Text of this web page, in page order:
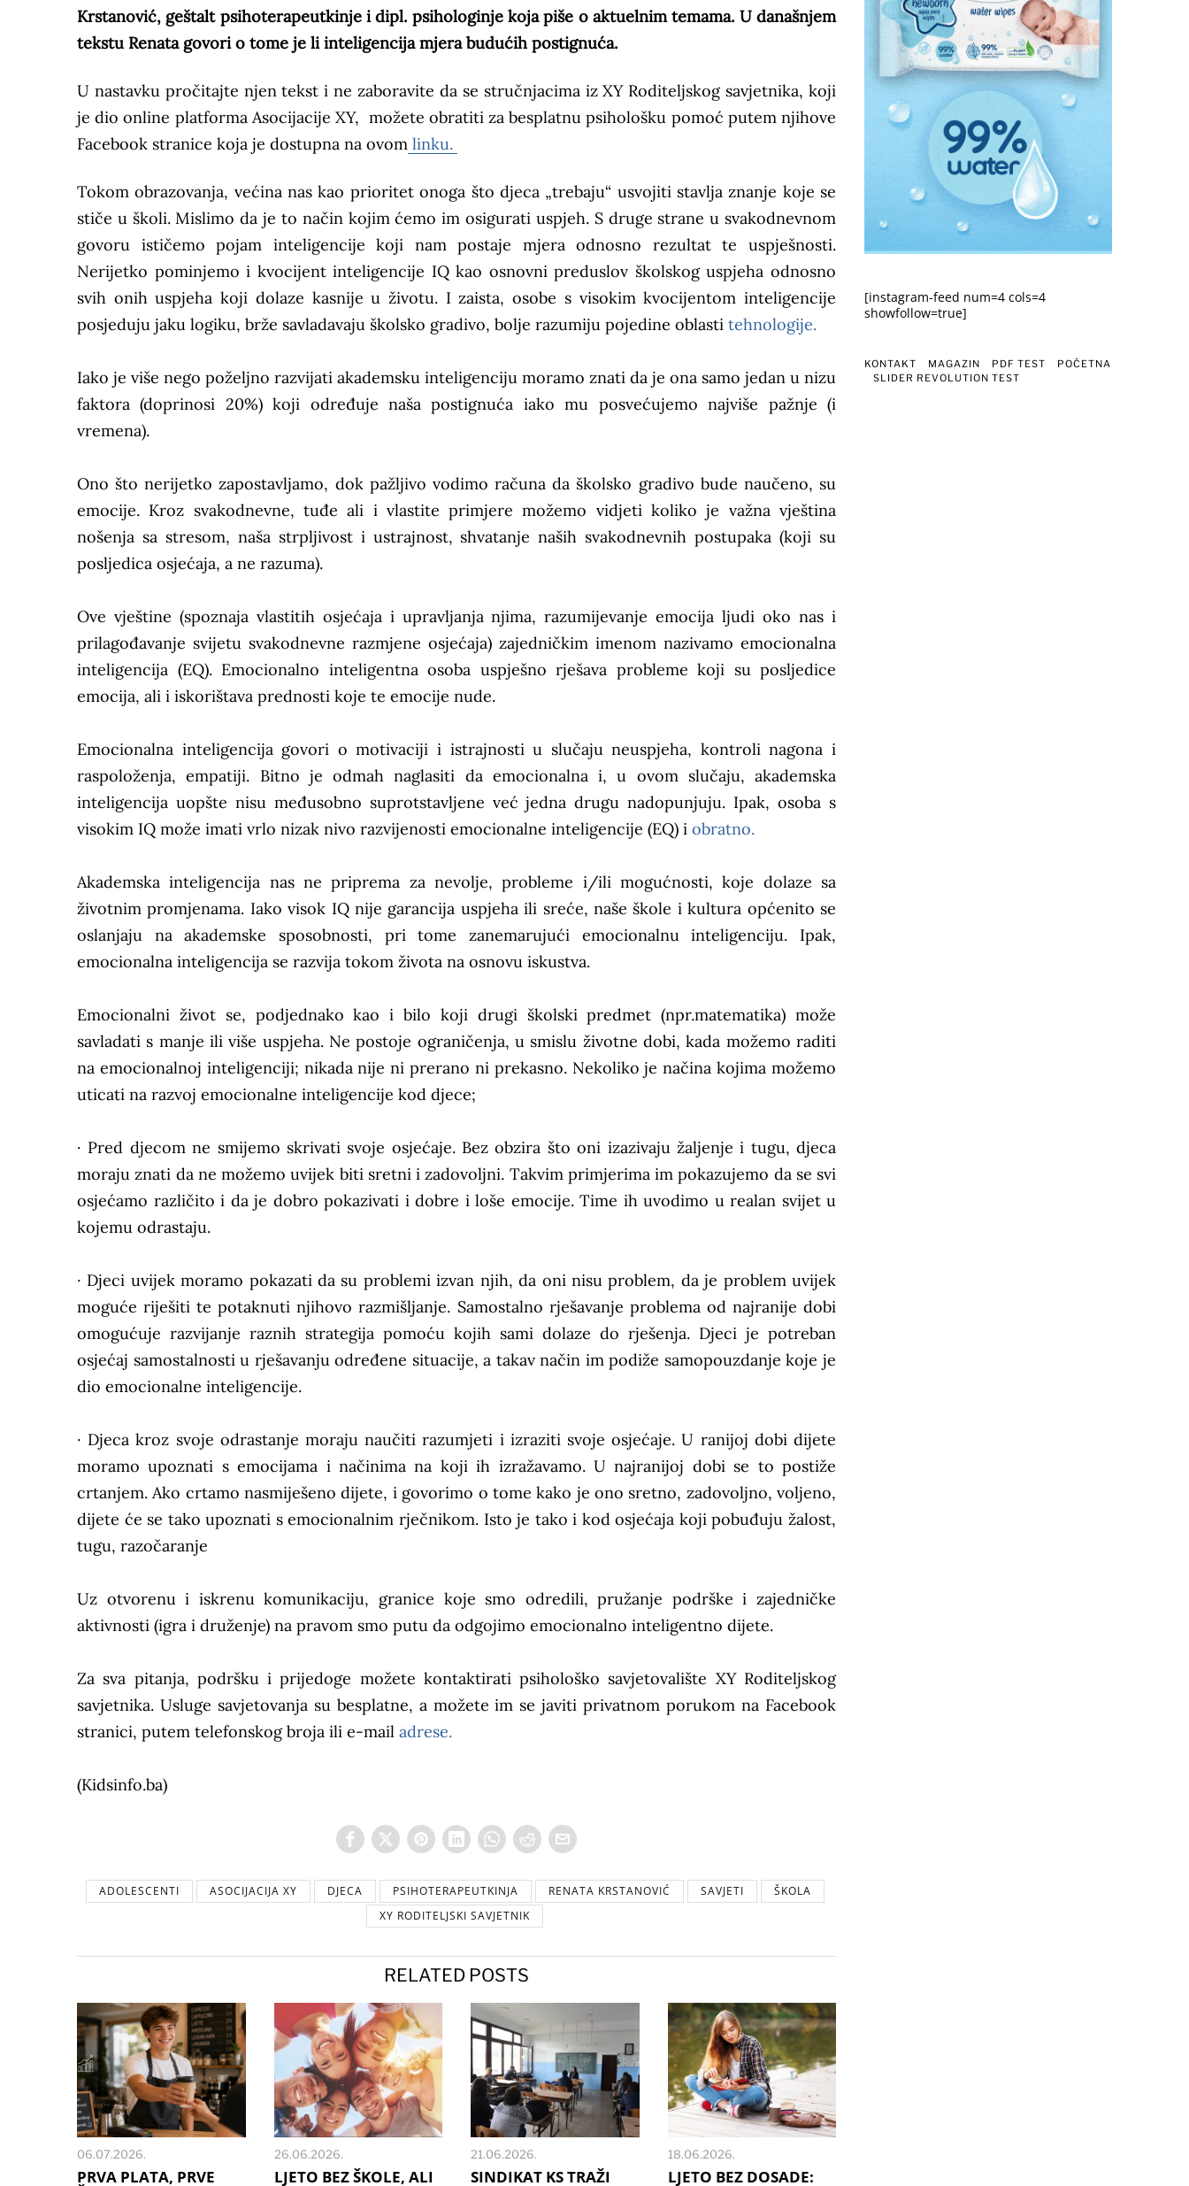
Krstanović, geštalt psihoterapeutkinje i dipl. psihologinje koja piše o aktuelnim temama. U današnjem
tekstu Renata govori o tome je li inteligencija mjera budućih postignuća.
U nastavku pročitajte njen tekst i ne zaboravite da se stručnjacima iz XY Roditeljskog savjetnika, koji
je dio online platforma Asocijacije XY, možete obratiti za besplatnu psihološku pomoć putem njihove
Facebook stranice koja je dostupna na ovom linku.
Tokom obrazovanja, većina nas kao prioritet onoga što djeca „trebaju“ usvojiti stavlja znanje koje se
stiče u školi. Mislimo da je to način kojim ćemo im osigurati uspjeh. S druge strane u svakodnevnom
govoru ističemo pojam inteligencije koji nam postaje mjera odnosno rezultat te uspješnosti.
Nerijetko pominjemo i kvocijent inteligencije IQ kao osnovni preduslov školskog uspjeha odnosno
svih onih uspjeha koji dolaze kasnije u životu. I zaista, osobe s visokim kvocijentom inteligencije
posjeduju jaku logiku, brže savladavaju školsko gradivo, bolje razumiju pojedine oblasti tehnologije.
Iako je više nego poželjno razvijati akademsku inteligenciju moramo znati da je ona samo jedan u nizu
faktora (doprinosi 20%) koji određuje naša postignuća iako mu posvećujemo najviše pažnje (i
vremena).
Ono što nerijetko zapostavljamo, dok pažljivo vodimo računa da školsko gradivo bude naučeno, su
emocije. Kroz svakodnevne, tuđe ali i vlastite primjere možemo vidjeti koliko je važna vještina
nošenja sa stresom, naša strpljivost i ustrajnost, shvatanje naših svakodnevnih postupaka (koji su
posljedica osjećaja, a ne razuma).
Ove vještine (spoznaja vlastitih osjećaja i upravljanja njima, razumijevanje emocija ljudi oko nas i
prilagođavanje svijetu svakodnevne razmjene osjećaja) zajedničkim imenom nazivamo emocionalna
inteligencija (EQ). Emocionalno inteligentna osoba uspješno rješava probleme koji su posljedice
emocija, ali i iskorištava prednosti koje te emocije nude.
Emocionalna inteligencija govori o motivaciji i istrajnosti u slučaju neuspjeha, kontroli nagona i
raspoloženja, empatiji. Bitno je odmah naglasiti da emocionalna i, u ovom slučaju, akademska
inteligencija uopšte nisu međusobno suprotstavljene već jedna drugu nadopunjuju. Ipak, osoba s
visokim IQ može imati vrlo nizak nivo razvijenosti emocionalne inteligencije (EQ) i obratno.
Akademska inteligencija nas ne priprema za nevolje, probleme i/ili mogućnosti, koje dolaze sa
životnim promjenama. Iako visok IQ nije garancija uspjeha ili sreće, naše škole i kultura općenito se
oslanjaju na akademske sposobnosti, pri tome zanemarujući emocionalnu inteligenciju. Ipak,
emocionalna inteligencija se razvija tokom života na osnovu iskustva.
Emocionalni život se, podjednako kao i bilo koji drugi školski predmet (npr.matematika) može
savladati s manje ili više uspjeha. Ne postoje ograničenja, u smislu životne dobi, kada možemo raditi
na emocionalnoj inteligenciji; nikada nije ni prerano ni prekasno. Nekoliko je načina kojima možemo
uticati na razvoj emocionalne inteligencije kod djece;
· Pred djecom ne smijemo skrivati svoje osjećaje. Bez obzira što oni izazivaju žaljenje i tugu, djeca
moraju znati da ne možemo uvijek biti sretni i zadovoljni. Takvim primjerima im pokazujemo da se svi
osjećamo različito i da je dobro pokazivati i dobre i loše emocije. Time ih uvodimo u realan svijet u
kojemu odrastaju.
· Djeci uvijek moramo pokazati da su problemi izvan njih, da oni nisu problem, da je problem uvijek
moguće riješiti te potaknuti njihovo razmišljanje. Samostalno rješavanje problema od najranije dobi
omogućuje razvijanje raznih strategija pomoću kojih sami dolaze do rješenja. Djeci je potreban
osjećaj samostalnosti u rješavanju određene situacije, a takav način im podiže samopouzdanje koje je
dio emocionalne inteligencije.
· Djeca kroz svoje odrastanje moraju naučiti razumjeti i izraziti svoje osjećaje. U ranijoj dobi dijete
moramo upoznati s emocijama i načinima na koji ih izražavamo. U najranijoj dobi se to postiže
crtanjem. Ako crtamo nasmiješeno dijete, i govorimo o tome kako je ono sretno, zadovoljno, voljeno,
dijete će se tako upoznati s emocionalnim rječnikom. Isto je tako i kod osjećaja koji pobuđuju žalost,
tugu, razočaranje
Uz otvorenu i iskrenu komunikaciju, granice koje smo odredili, pružanje podrške i zajedničke
aktivnosti (igra i druženje) na pravom smo putu da odgojimo emocionalno inteligentno dijete.
Za sva pitanja, podršku i prijedoge možete kontaktirati psihološko savjetovalište XY Roditeljskog
savjetnika. Usluge savjetovanja su besplatne, a možete im se javiti privatnom porukom na Facebook
stranici, putem telefonskog broja ili e-mail adrese.
(Kidsinfo.ba)
ADOLESCENTI ASOCIJACIJA XY DJECA PSIHOTERAPEUTKINJA RENATA KRSTANOVIĆ SAVJETI
ŠKOLA
XY RODITELJSKI SAVJETNIK
RELATED POSTS
06.07.2026.
PRVA PLATA, PRVE
26.06.2026.
LJETO BEZ ŠKOLE, ALI
21.06.2026.
SINDIKAT KS TRAŽI
18.06.2026.
LJETO BEZ DOSADE:
[instagram-feed num=4 cols=4
showfollow=true]
KONTAKT MAGAZIN PDF TEST
POČETNA
SLIDER REVOLUTION TEST